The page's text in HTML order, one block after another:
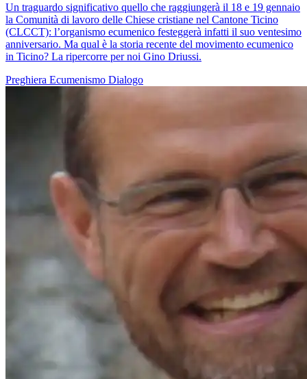
Un traguardo significativo quello che raggiungerà il 18 e 19 gennaio
la Comunità di lavoro delle Chiese cristiane nel Cantone Ticino
(CLCCT): l’organismo ecumenico festeggerà infatti il suo ventesimo
anniversario. Ma qual è la storia recente del movimento ecumenico
in Ticino? La ripercorre per noi Gino Driussi.
Preghiera Ecumenismo Dialogo